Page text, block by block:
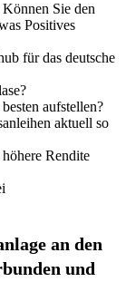
Sie den
Positives
für das deutsche
aufstellen?
aktuell so
Rendite
an den
und